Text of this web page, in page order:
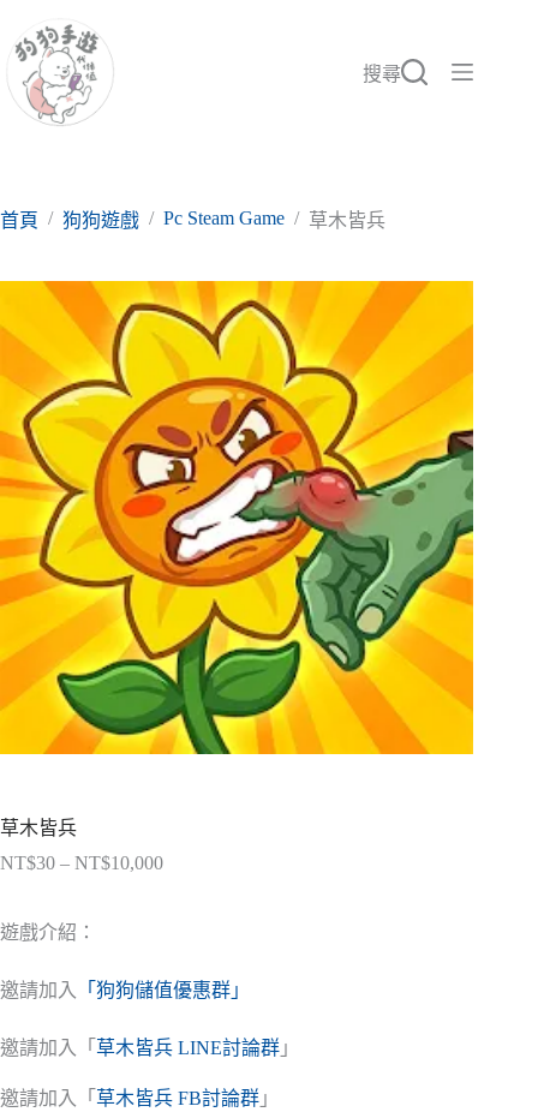
至
要
搜尋
首頁 / 狗狗遊戲 / Pc Steam Game / 草木皆兵
草木皆兵
NT$30 – NT$10,000價
NT$30
到
遊戲介紹：
邀請加入 「狗狗儲值優惠群」
邀請加入「 草木皆兵 LINE討論群 」
邀請加入「 草木皆兵 FB討論群 」